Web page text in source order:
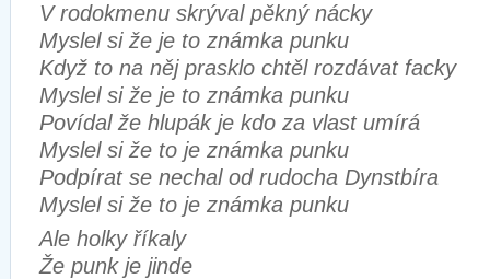
V rodokmenu skrýval pěkný nácky
Myslel si že je to známka punku
Když to na něj prasklo chtěl rozdávat facky
Myslel si že je to známka punku
Povídal že hlupák je kdo za vlast umírá
Myslel si že to je známka punku
Podpírat se nechal od rudocha Dynstbíra
Myslel si že to je známka punku
Ale holky říkaly
Že punk je jinde